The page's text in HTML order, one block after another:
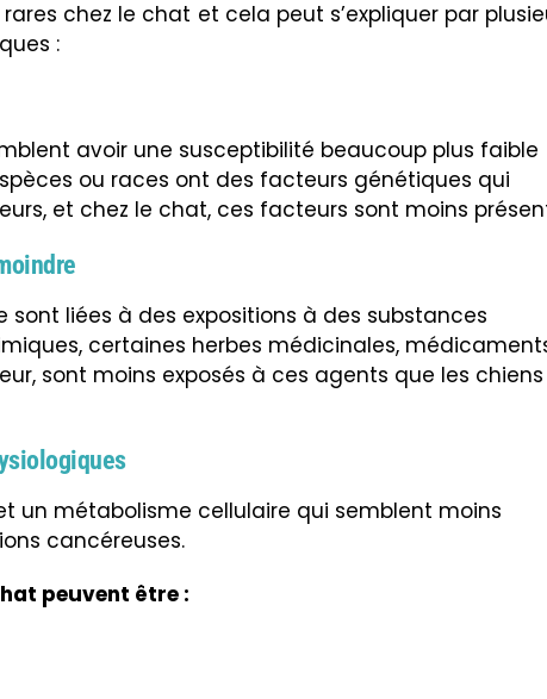
chez le chat et cela peut s’expliquer par
:
avoir une susceptibilité beaucoup plus faible
ou races ont des facteurs génétiques qui
et chez le chat, ces facteurs sont moins
liées à des expositions à des substances
certaines herbes médicinales,
sont moins exposés à ces agents que les chiens
un métabolisme cellulaire qui semblent moins
cancéreuses.
peuvent être :